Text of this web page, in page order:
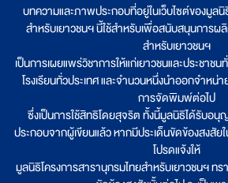
บทความและภาพประกอบที่อยู่ในเว็บไซต์ของมูล
สำหรับเยาวชนฯ นี้ใช้สำหรับเพื่อสนับสนุนการผ
สำหรับเยาวชนฯ
เป็นการเผยแพร่วิชาการให้แก่เยาวชนและประชาชน
โรงเรียนทั่วประเทศ และจำนวนหนึ่งนำออกจำหน่
การจัดพิมพ์ต่อไป
ซึ่งเป็นการใช้สิทธิโดยสุจริต ทั้งนี้มูลนิธิได้รับอ
ประกอบจากผู้เขียนแล้ว หากมีประเด็นขัดข้องสงสัย
โปรดแจ้งให้
มูลนิธิโครงการสารานุกรมไทยสำหรับเยาวชนฯ ท